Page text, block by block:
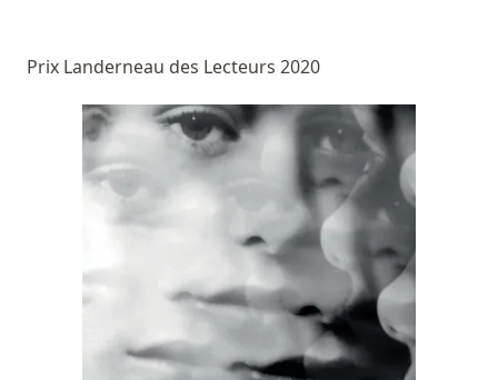
Prix Landerneau des Lecteurs 2020